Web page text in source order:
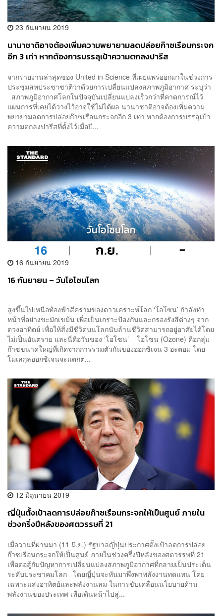
23 กันยายน 2019
นานาชาติอาจต้องเพิ่มความพยายามลดปล่อยก๊าซเรือนกระจก
อีก 3 เท่า หากต้องการบรรลุเป้าความตกลงปารีส
จากรายงานล่าสุดของ United in Science ที่เผยแพร่ออกมาในช่วงการ
ประชุมสหประชาชาติว่าด้วยการเปลี่ยนแปลงสภาพภูมิอากาศ ระบุว่า
สภาพภูมิอากาศโลกในปัจจุบันเปลี่ยนแปลงเร็วกว่าที่คาดการณ์ไว้
แผนการที่เคยได้วางไว้อาจใช้ไม่ได้ผล นานาชาติอาจต้องเพิ่มความ
พยายามลดการปล่อยก๊าซเรือนกระจกอีก 3 เท่า หากต้องการบรรลุเป้า
ความตกลงปารีสที่ตั้งไว้เมื่อปี...
16 กันยายน 2019
16 กันยายน – วันโอโซนโลก
สูงขึ้นไปเหนือท้องฟ้าสีครามของดาวเคราะห์โลก ‘โอโซน’ กำลังทำ
หน้าที่อย่างขะมักเขม้น เพื่อเป็นเกราะป้องกันและกรองรังสีต่างๆ จาก
ดวงอาทิตย์ เพื่อให้สิ่งมีชีวิตบนโลกนับล้านชีวิตสามารถอยู่อาศัยได้โดย
ไม่เป็นอันตราย และนี่คือวันของ ‘โอโซน’ โอโซน (Ozone) คือกลุ่ม
ก๊าซขนาดใหญ่ที่เกิดจากการรวมตัวกันของออกซิเจน 3 อะตอม โดย
โมเลกุลออกซิเจนจะแตกต...
12 มิถุนายน 2019
ญี่ปุ่นตั้งเป้าลดการปล่อยก๊าซเรือนกระจกให้เป็นศูนย์ ภายใน
ช่วงครึ่งปีหลังของศตวรรษที่ 21
เมื่อวานที่ผ่านมา (11 มิ.ย.) รัฐบาลญี่ปุ่นประกาศตั้งเป้าลดการปล่อย
ก๊าซเรือนกระจกให้เป็นศูนย์ ภายในช่วงครึ่งปีหลังของศตวรรษที่ 21
เพื่อต่อสู้กับปัญหาการเปลี่ยนแปลงสภาพภูมิอากาศที่กลายเป็นประเด็น
ระดับประชาคมโลก โดยญี่ปุ่นจะหันมาพึ่งพาพลังงานทดแทน โดย
เฉพาะแสงอาทิตย์และพลังงานลม ในการขับเคลื่อนนโยบายด้าน
พลังงานของประเทศ เพื่อเดินหน้าไปสู่...